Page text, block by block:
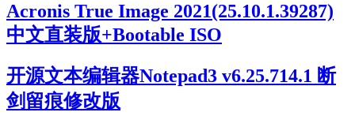
Acronis True Image 2021(25.10.1.39287)
中文直装版+Bootable ISO
开源文本编辑器Notepad3 v6.25.714.1 断
剑留痕修改版